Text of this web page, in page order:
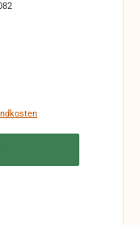
Kosten des